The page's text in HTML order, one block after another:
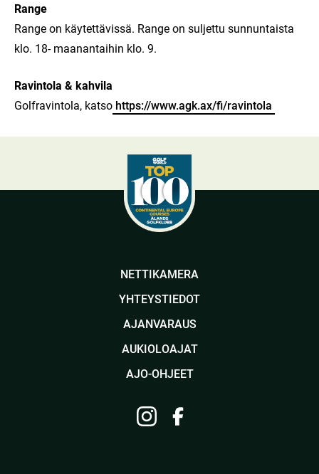
Range
Range on käytettävissä. Range on suljettu sunnuntaista
klo. 18- maanantaihin klo. 9.
Ravintola & kahvila
Golfravintola, katso https://www.agk.ax/fi/ravintola
NETTIKAMERA
YHTEYSTIEDOT
AJANVARAUS
AUKIOLOAJAT
AJO-OHJEET